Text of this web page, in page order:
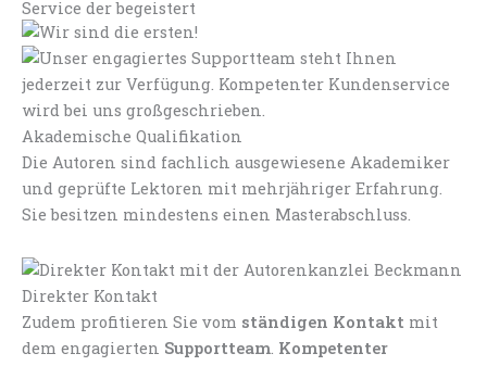
Service der begeistert
Akademische Qualifikation
Die Autoren sind fachlich ausgewiesene Akademiker
und geprüfte Lektoren mit mehrjähriger Erfahrung.
Sie besitzen mindestens einen Masterabschluss.
Direkter Kontakt
Zudem profitieren Sie vom ständigen Kontakt mit
dem engagierten Supportteam. Kompetenter